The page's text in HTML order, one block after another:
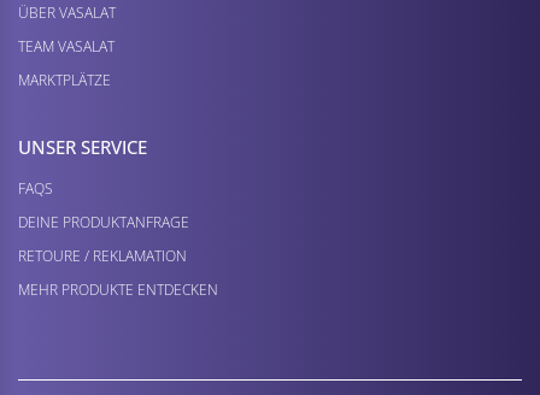
ÜBER VASALAT
TEAM VASALAT
MARKTPLÄTZE
UNSER SERVICE
FAQS
DEINE PRODUKTANFRAGE
RETOURE / REKLAMATION
MEHR PRODUKTE ENTDECKEN